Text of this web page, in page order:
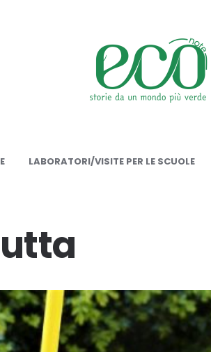
LABORATORI/VISITE PER LE SCUOLE